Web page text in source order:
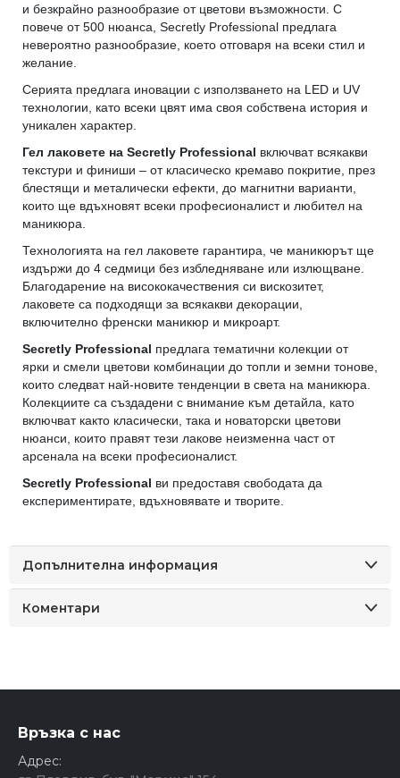
и безкрайно разнообразие от цветови възможности. С
повече от 500 нюанса, Secretly Professional предлага
невероятно разнообразие, което отговаря на всеки стил и
желание.
Серията предлага иновации с използването на LED и UV
технологии, като всеки цвят има своя собствена история и
уникален характер.
Гел лаковете на Secretly Professional включват всякакви
текстури и финиши – от класическо кремаво покритие, през
блестящи и металически ефекти, до магнитни варианти,
които ще вдъхновят всеки професионалист и любител на
маникюра.
Технологията на гел лаковете гарантира, че маникюрът ще
издържи до 4 седмици без избледняване или излющване.
Благодарение на висококачествения си вискозитет,
лаковете са подходящи за всякакви декорации,
включително френски маникюр и микроарт.
Secretly Professional предлага тематични колекции от
ярки и смели цветови комбинации до топли и земни тонове,
които следват най-новите тенденции в света на маникюра.
Колекциите са създадени с внимание към детайла, като
включват както класически, така и новаторски цветови
нюанси, които правят тези лакове неизменна част от
арсенала на всеки професионалист.
Secretly Professional ви предоставя свободата да
експериментирате, вдъхновявате и творите.
Допълнителна информация
Коментари
Връзка с нас
Адрес: